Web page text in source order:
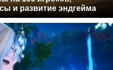
и развитие эндгейма